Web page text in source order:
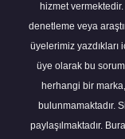
hizmet
denetleme veya
üyelerimiz
üye olarak bu
herhangi bir
bulunmamaktadır.
paylaşılmaktadır.